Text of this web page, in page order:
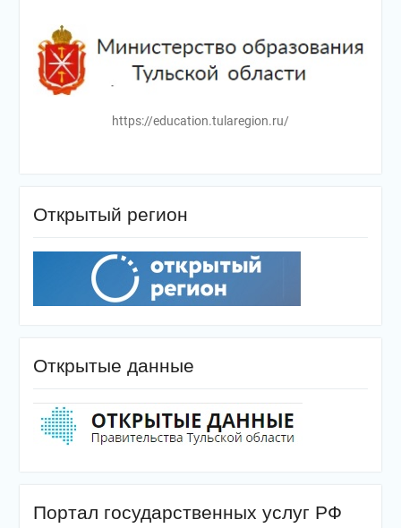
https://education.tularegion.ru/
Открытый регион
Открытые данные
Портал государственных услуг РФ